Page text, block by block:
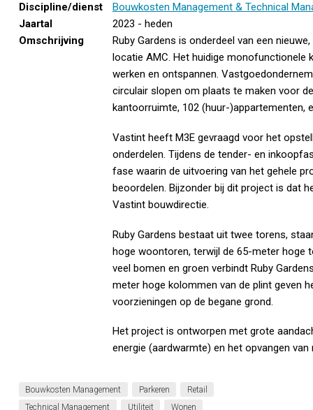
Discipline/dienst
Bouwkosten Management & Technical
Jaartal
2023 - heden
Omschrijving
Ruby Gardens is onderdeel van een
locatie AMC. Het huidige monofunctionele
werken en ontspannen.
circulair slopen om plaats te maken voor
kantoorruimte, 102 (huur-)appartementen,
Vastint heeft M3E gevraagd voor het
onderdelen. Tijdens de tender- en
fase waarin de uitvoering van het gehele
beoordelen. Bijzonder bij dit project is dat
Vastint bouwdirectie.
Ruby Gardens bestaat uit twee torens,
hoge woontoren, terwijl de 65-meter hoge
veel bomen en groen verbindt Ruby
meter hoge kolommen van de plint geven
voorzieningen op de begane grond.
Het project is ontworpen met grote
energie (aardwarmte) en het opvangen
Bouwkosten Management Parkeren
Retail
Technical Management
Utiliteit Wonen